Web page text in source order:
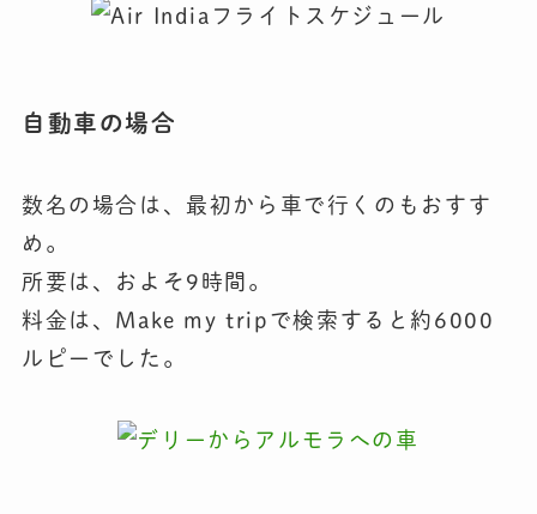
自動車の場合
数名の場合は、最初から車で行くのもおすす
め。
所要は、およそ9時間。
料金は、Make my tripで検索すると約6000
ルピーでした。